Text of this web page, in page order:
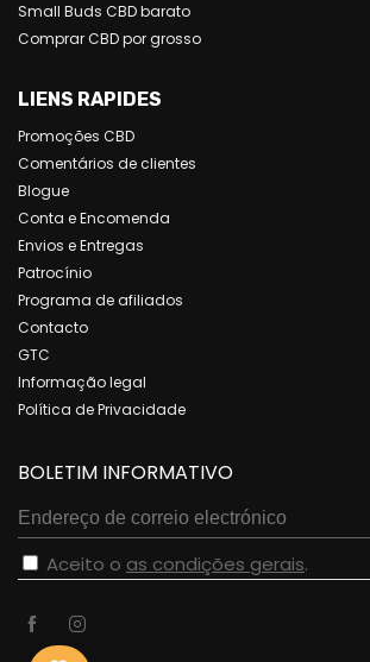
Small Buds CBD barato
Comprar CBD por grosso
LIENS RAPIDES
Promoções CBD
Comentários de clientes
Blogue
Conta e Encomenda
Envios e Entregas
Patrocínio
Programa de afiliados
Contacto
GTC
Informação legal
Política de Privacidade
BOLETIM INFORMATIVO
Aceito o as condições gerais.